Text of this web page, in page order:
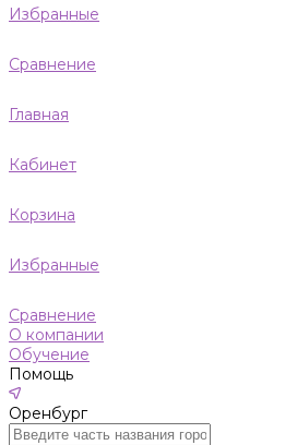
Избранные
Сравнение
Главная
Кабинет
Корзина
Избранные
Сравнение
О компании
Обучение
Помощь
Оренбург